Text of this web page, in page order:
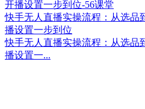
快手无人直播实操流程：从选品
播设置一步到位
快手无人直播实操流程：从选品
播设置一...